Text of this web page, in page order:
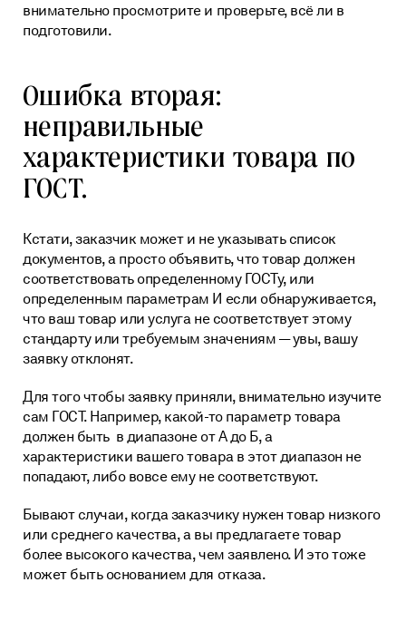
внимательно просмотрите и проверьте, всё ли в
подготовили.
Ошибка вторая:
неправильные
характеристики товара по
ГОСТ.
Кстати, заказчик может и не указывать список
документов, а просто объявить, что товар должен
соответствовать определенному ГОСТу, или
определенным параметрам И если обнаруживается,
что ваш товар или услуга не соответствует этому
стандарту или требуемым значениям — увы, вашу
заявку отклонят.
Для того чтобы заявку приняли, внимательно изучите
сам ГОСТ. Например, какой-то параметр товара
должен быть в диапазоне от А до Б, а
характеристики вашего товара в этот диапазон не
попадают, либо вовсе ему не соответствуют.
Бывают случаи, когда заказчику нужен товар низкого
или среднего качества, а вы предлагаете товар
более высокого качества, чем заявлено. И это тоже
может быть основанием для отказа.